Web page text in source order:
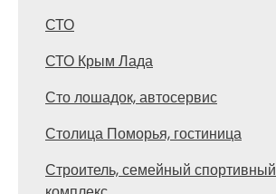
СТО
СТО Крым Лада
Сто лошадок, автосервис
Столица Поморья, гостиница
Строитель, семейный спортивный